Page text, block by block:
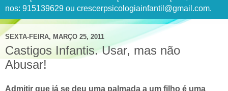
nos: 915139629 ou crescerpsicologiainfantil@gmail.com.
SEXTA-FEIRA, MARÇO 25, 2011
Castigos Infantis. Usar, mas não
Abusar!
Admitir que já se deu uma palmada a um filho é uma